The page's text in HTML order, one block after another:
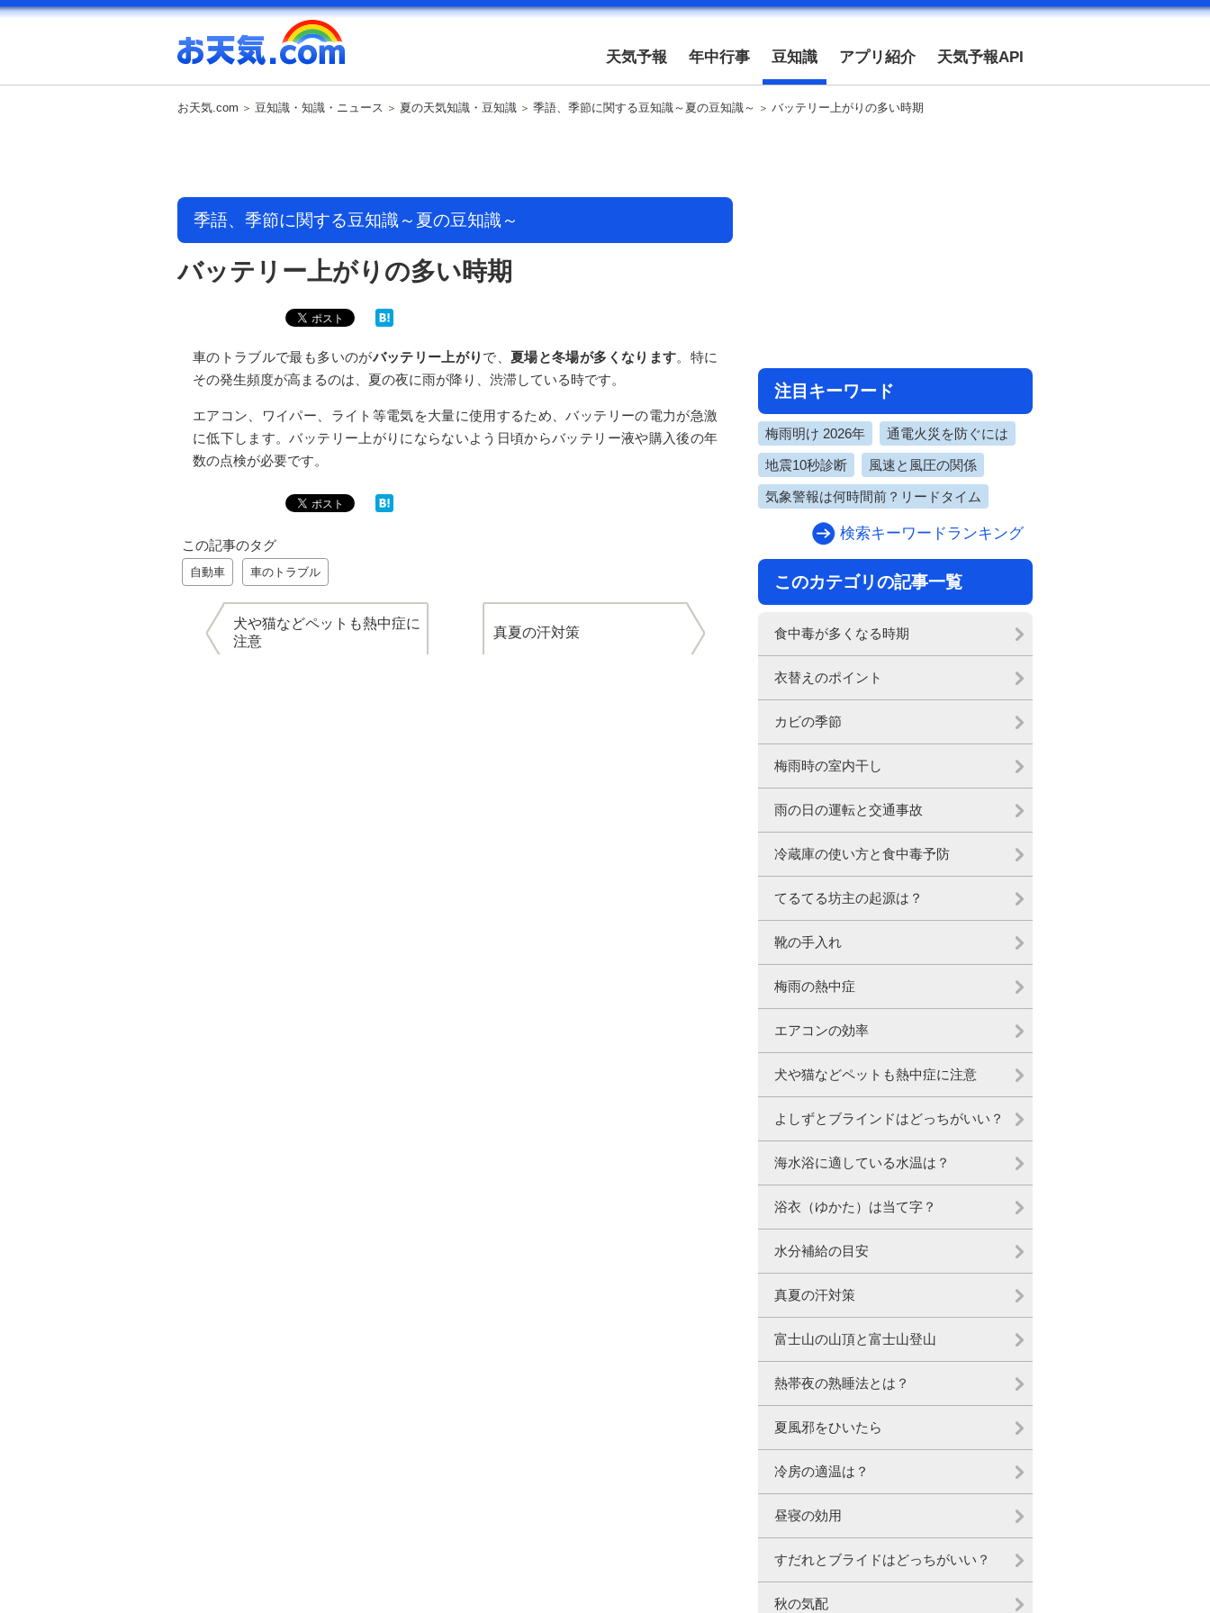
天気予報 年中行事 豆知識 アプリ紹介 天気予報API
お天気.com 豆知識・知識・ニュース 夏の天気知識・豆知識 季語、季節に関する豆知識～夏の豆知識～ バッテリー上がりの多い時期
季語、季節に関する豆知識～夏の豆知識～
バッテリー上がりの多い時期
車のトラブルで最も多いのがバッテリー上がり で、夏場と冬場が多くなります。特に
その発生頻度が高まるのは、夏の夜に雨が降り、渋滞している時です。
エアコン、ワイパー、ライト等電気を大量に使用するため、バッテリーの電力が急激
に低下します。バッテリー上がりにならないよう日頃からバッテリー液や購入後の年
数の点検が必要です。
この記事のタグ
自動車 車のトラブル
犬や猫などペットも熱中症に
注意
真夏の汗対策
注目キーワード
梅雨明け 2026年 通電火災を防ぐには
地震10秒診断 風速と風圧の関係
気象警報は何時間前？リードタイム
検索キーワードランキング
このカテゴリの記事一覧
食中毒が多くなる時期
衣替えのポイント
カビの季節
梅雨時の室内干し
雨の日の運転と交通事故
冷蔵庫の使い方と食中毒予防
てるてる坊主の起源は？
靴の手入れ
梅雨の熱中症
エアコンの効率
犬や猫などペットも熱中症に注意
よしずとブラインドはどっちがいい？
海水浴に適している水温は？
浴衣（ゆかた）は当て字？
水分補給の目安
真夏の汗対策
富士山の山頂と富士山登山
熱帯夜の熟睡法とは？
夏風邪をひいたら
冷房の適温は？
昼寝の効用
すだれとブライドはどっちがいい？
秋の気配